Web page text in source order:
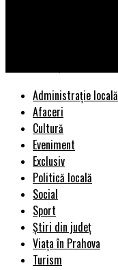
Administrație locală
Afaceri
Cultură
Eveniment
Exclusiv
Politică locală
Social
Sport
Știri din județ
Viața în Prahova
Turism